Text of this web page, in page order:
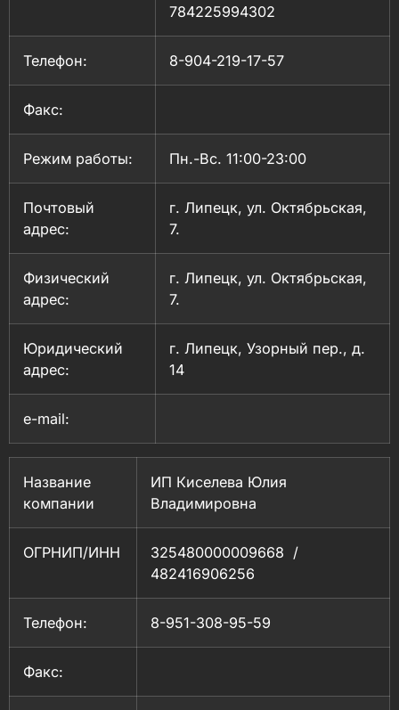
784225994302
Телефон: 8-904-219-17-57
Факс:
Режим работы: Пн.-Вс. 11:00-23:00
Почтовый
адрес:
г. Липецк, ул. Октябрьская,
7.
Физический
адрес:
г. Липецк, ул. Октябрьская,
7.
Юридический
адрес:
г. Липецк, Узорный пер., д.
14
e-mail:
Название
компании
ИП Киселева Юлия
Владимировна
ОГРНИП/ИНН
325480000009668 /
482416906256
Телефон: 8-951-308-95-59
Факс: